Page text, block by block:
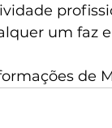
um faz
de